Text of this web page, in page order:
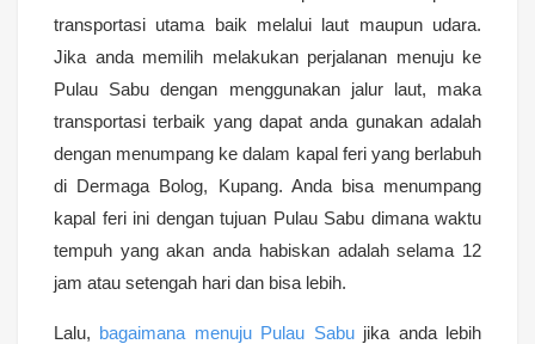
transportasi utama baik melalui laut maupun udara.
Jika anda memilih melakukan perjalanan menuju ke
Pulau Sabu dengan menggunakan jalur laut, maka
transportasi terbaik yang dapat anda gunakan adalah
dengan menumpang ke dalam kapal feri yang berlabuh
di Dermaga Bolog, Kupang. Anda bisa menumpang
kapal feri ini dengan tujuan Pulau Sabu dimana waktu
tempuh yang akan anda habiskan adalah selama 12
jam atau setengah hari dan bisa lebih.
Lalu, bagaimana menuju Pulau Sabujika anda lebih